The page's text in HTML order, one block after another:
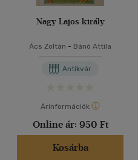
Nagy Lajos király
Ács Zoltán - Bánó Attila
Antikvár
Árinformációk
Online ár: 950 Ft
Kosárba